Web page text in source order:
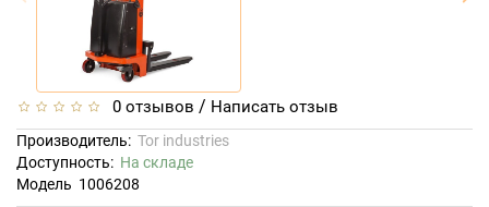
0 отзывов / Написать отзыв
Производитель: Tor industries
Доступность: На складе
Модель 1006208